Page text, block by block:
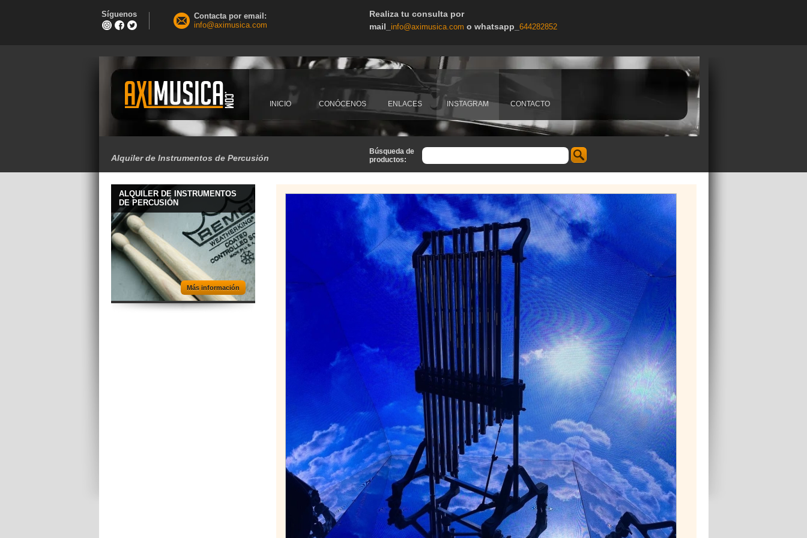
Búsqueda de
productos:
Realiza tu consulta por
mail_ info@aximusica.com o whatsapp_ 644282852
Síguenos
Contacta por email:
info@aximusica.com
Alquiler de Instrumentos de Percusión
INICIO CONÓCENOS ENLACES INSTAGRAM CONTACTO
ALQUILER DE INSTRUMENTOS
DE PERCUSIÓN
Más información